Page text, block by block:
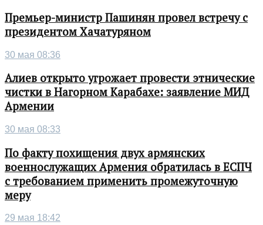
Премьер-министр Пашинян провел встречу с
президентом Хачатуряном
30 мая 08:36
Алиев открыто угрожает провести этнические
чистки в Нагорном Карабахе: заявление МИД
Армении
30 мая 08:33
По факту похищения двух армянских
военнослужащих Армения обратилась в ЕСПЧ
с требованием применить промежуточную
меру
29 мая 18:42